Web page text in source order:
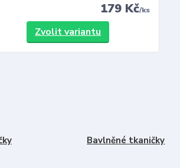
179 Kč/ks
Zvolit variantu
Bavlněné tkaničky